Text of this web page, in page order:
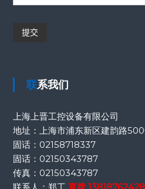
联系我们
上海上晋工控设备有限公司
地址：上海市浦东新区建韵路
固话： 02158718337
固话： 02150343787
传真： 02150343787